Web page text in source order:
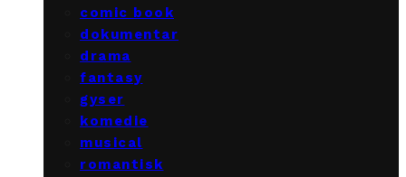
comic book
dokumentar
drama
fantasy
gyser
komedie
musical
romantisk